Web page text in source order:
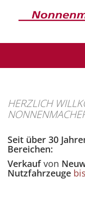
HERZLICH
Seit über 30
Bereichen:
Verkaufvon
Nutzfahrzeuge